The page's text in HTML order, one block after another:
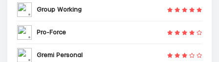
Group Working
Pro-Force
Gremi Personal